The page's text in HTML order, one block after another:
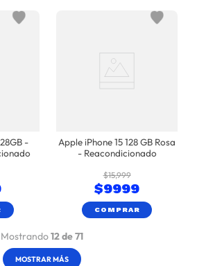
-
Apple iPhone 15 128 GB Rosa
- Reacondicionado
$15,999
$9999
COMPRAR
Mostrando12 de 71
MOSTRAR MÁS